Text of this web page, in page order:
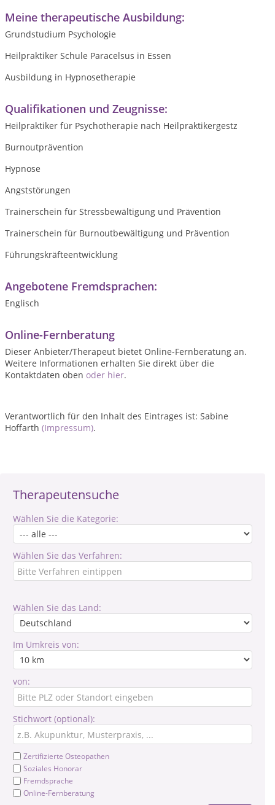
Therapeutensuche
Wählen Sie die Kategorie:
Wählen Sie das Verfahren:
Wählen Sie das Land:
Im Umkreis von:
von:
Stichwort (optional):
Zertifizierte Osteopathen
Soziales Honorar
Fremdsprache
Online-Fernberatung
Meine therapeutische Ausbildung:
Grundstudium Psychologie
Heilpraktiker Schule Paracelsus in Essen
Ausbildung in Hypnosetherapie
Qualifikationen und Zeugnisse:
Heilpraktiker für Psychotherapie nach Heilpraktikergestz
Burnoutprävention
Hypnose
Angststörungen
Trainerschein für Stressbewältigung und Prävention
Trainerschein für Burnoutbewältigung und Prävention
Führungskräfteentwicklung
Angebotene Fremdsprachen:
Englisch
Online-Fernberatung
Dieser Anbieter/Therapeut bietet Online-Fernberatung an.
Weitere Informationen erhalten Sie direkt über die
Kontaktdaten oben oder hier.
Verantwortlich für den Inhalt des Eintrages ist: Sabine
Hoffarth (Impressum).